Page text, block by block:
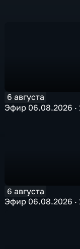
6 августа
Эфир 06.08.2026 ·
6 августа
Эфир 06.08.2026 ·